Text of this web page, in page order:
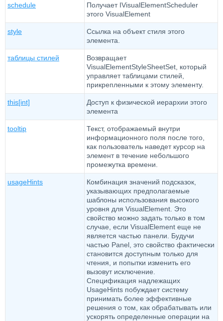
schedule
Получает IVisualElementScheduler
этого VisualElement
style
Ссылка на объект стиля этого
элемента.
таблицы стилей
Возвращает
VisualElementStyleSheetSet, который
управляет таблицами стилей,
прикрепленными к этому элементу.
this[int]
Доступ к физической иерархии этого
элемента
tooltip
Текст, отображаемый внутри
информационного поля после того,
как пользователь наведет курсор на
элемент в течение небольшого
промежутка времени.
usageHints
Комбинация значений подсказок,
указывающих предполагаемые
шаблоны использования высокого
уровня для VisualElement. Это
свойство можно задать только в том
случае, если VisualElement еще не
является частью панели. Будучи
частью Panel, это свойство фактически
становится доступным только для
чтения, и попытки изменить его
вызовут исключение.
Спецификация надлежащих
UsageHints побуждает систему
принимать более эффективные
решения о том, как обрабатывать или
ускорять определенные операции на